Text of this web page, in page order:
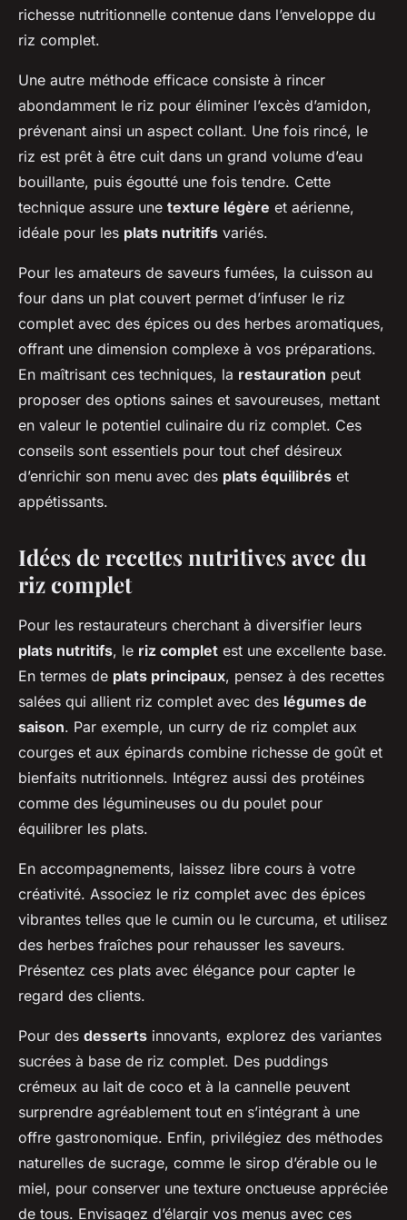
richesse nutritionnelle contenue dans l’enveloppe du
riz complet.
Une autre méthode efficace consiste à rincer
abondamment le riz pour éliminer l’excès d’amidon,
prévenant ainsi un aspect collant. Une fois rincé, le
riz est prêt à être cuit dans un grand volume d’eau
bouillante, puis égoutté une fois tendre. Cette
technique assure une texture légère et aérienne,
idéale pour les plats nutritifs variés.
Pour les amateurs de saveurs fumées, la cuisson au
four dans un plat couvert permet d’infuser le riz
complet avec des épices ou des herbes aromatiques,
offrant une dimension complexe à vos préparations.
En maîtrisant ces techniques, la restauration peut
proposer des options saines et savoureuses, mettant
en valeur le potentiel culinaire du riz complet. Ces
conseils sont essentiels pour tout chef désireux
d’enrichir son menu avec des plats équilibrés et
appétissants.
Idées de recettes nutritives avec du
riz complet
Pour les restaurateurs cherchant à diversifier leurs
plats nutritifs, le riz complet est une excellente base.
En termes de plats principaux, pensez à des recettes
salées qui allient riz complet avec des légumes de
saison. Par exemple, un curry de riz complet aux
courges et aux épinards combine richesse de goût et
bienfaits nutritionnels. Intégrez aussi des protéines
comme des légumineuses ou du poulet pour
équilibrer les plats.
En accompagnements, laissez libre cours à votre
créativité. Associez le riz complet avec des épices
vibrantes telles que le cumin ou le curcuma, et utilisez
des herbes fraîches pour rehausser les saveurs.
Présentez ces plats avec élégance pour capter le
regard des clients.
Pour des desserts innovants, explorez des variantes
sucrées à base de riz complet. Des puddings
crémeux au lait de coco et à la cannelle peuvent
surprendre agréablement tout en s’intégrant à une
offre gastronomique. Enfin, privilégiez des méthodes
naturelles de sucrage, comme le sirop d’érable ou le
miel, pour conserver une texture onctueuse appréciée
de tous. Envisagez d’élargir vos menus avec ces